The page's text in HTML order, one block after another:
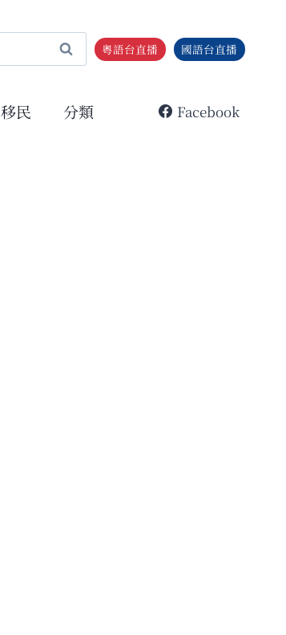
粵語台直播 國語台直播
移民 分類 Facebook